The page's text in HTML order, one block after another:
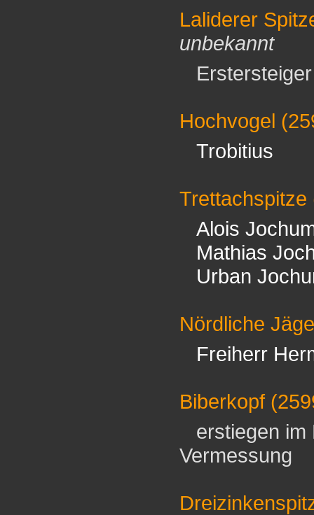
Laliderer
unbekannt
Hochvogel
Trobitius
Trettachspitze
Alois
Mathias
Urban
Nördliche
Freiherr
Biberkopf
erstiegen im
Vermessung